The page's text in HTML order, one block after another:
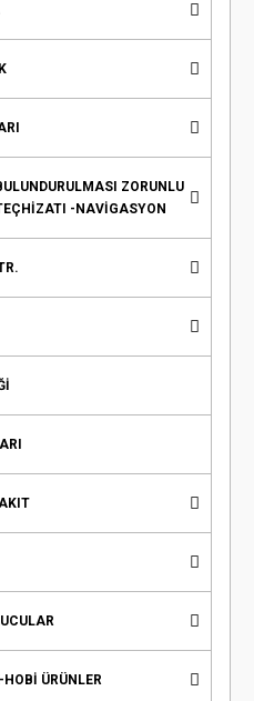
ZORUNLU
-NAVİGASYON
HOBİ ÜRÜNLER